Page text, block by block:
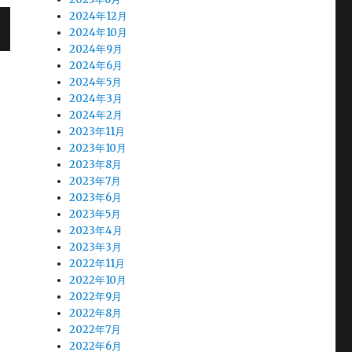
2024年12月
2024年10月
2024年9月
2024年6月
2024年5月
2024年3月
2024年2月
2023年11月
2023年10月
2023年8月
2023年7月
2023年6月
2023年5月
2023年4月
2023年3月
2022年11月
2022年10月
2022年9月
2022年8月
2022年7月
2022年6月